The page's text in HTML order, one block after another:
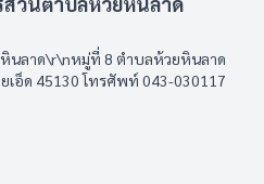
นลาด\r\nหมู่ที่ 8 ตำบลห้วยหินลาด
เอ็ด 45130 โทรศัพท์ 043-030117